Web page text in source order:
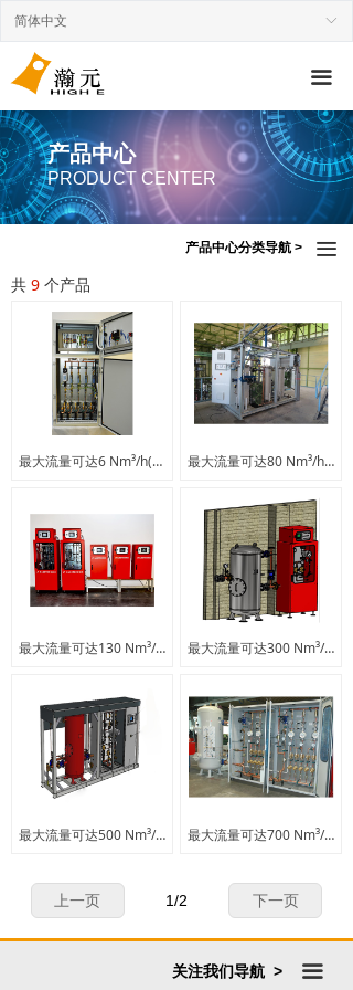
끀
ꀅ
简体中文
产品中心
PRODUCT CENTER
产品中心分类导航 > 끀
共 9 个产品
最大流量可达6 Nm³/h(Ar) ,适用于各种工业气体 最大流量可达80 Nm³/h,适用于各种工业气体
最大流量可达130 Nm³/h,适用于各种工业气体 最大流量可达300 Nm³/h,适用于各种工业气体
最大流量可达500 Nm³/h,适用于各种工业气体 最大流量可达700 Nm³/h,适用于各种工业气体
上一页 下一页
1/2
끀
关注我们导航 >